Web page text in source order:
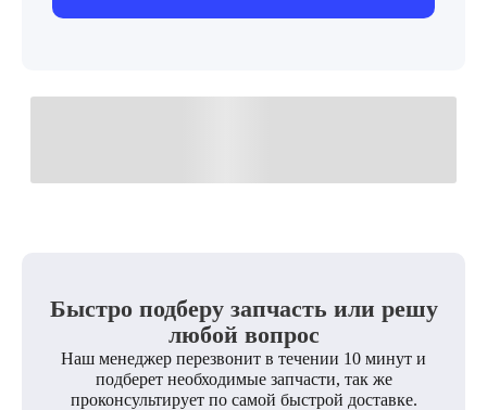
Быстро подберу запчасть или решу
любой вопрос
Наш менеджер перезвонит в течении 10 минут и
подберет необходимые запчасти, так же
проконсультирует по самой быстрой доставке.